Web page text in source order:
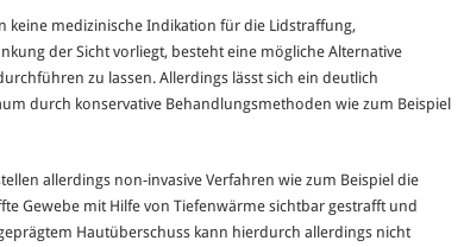
keine medizinische Indikation für die Lidstraffung,
der Sicht vorliegt, besteht eine mögliche Alternative
zu lassen. Allerdings lässt sich ein deutlich
durch konservative Behandlungsmethoden wie zum Beispiel
allerdings non-invasive Verfahren wie zum Beispiel die
Gewebe mit Hilfe von Tiefenwärme sichtbar gestrafft und
Hautüberschuss kann hierdurch allerdings nicht